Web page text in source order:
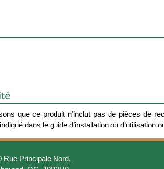
que ce produit n’inclut pas de pièces de
dans le guide d’installation ou d’utilisation
Rue Principale Nord,